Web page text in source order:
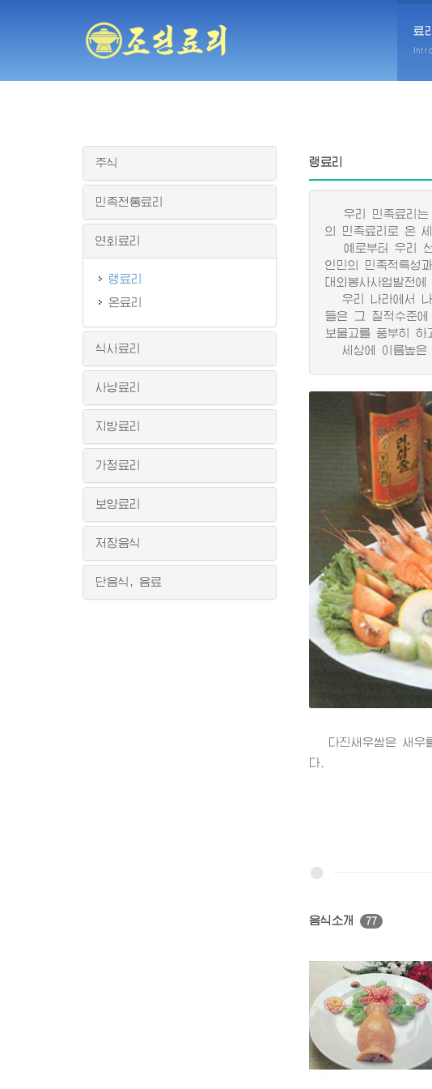
료
랭료리
우리 민족료리는
의 민족료리로 온
예로부터 우리 선
인민의 민족적특성
대외봉사사업발전
우리 나라에서 나
들은 그 질적수준
보물고를 풍부히
세상에 이름높은
다진새우쌈은 새우
다.
음식소개 77
주식
민족전통료리
연회료리
랭료리
온료리
식사료리
사냥료리
지방료리
가정료리
보양료리
저장음식
단음식, 음료